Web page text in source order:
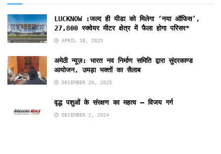
LUCKNOW :जल्द ही यीडा को मिलेगा ‘नया ऑफिस’,
27,800 स्क्वेयर मीटर क्षेत्र में फैला होगा परिसर*
APRIL 18, 2025
अमेठी न्यूज़: भारत नव निर्माण समिति द्वारा सुंदरकाण्ड
आयोजन, उमड़ा भक्तों का सैलाब
DECEMBER 20, 2025
वृद्ध पशुओं के संरक्षण का महत्व – विजय गर्ग
DECEMBER 2, 2024